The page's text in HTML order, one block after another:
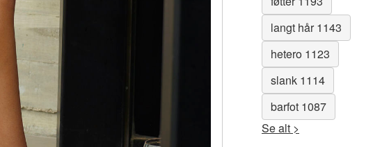
langt hår 1143
hetero 1123
slank 1114
barfot 1087
Se alt >